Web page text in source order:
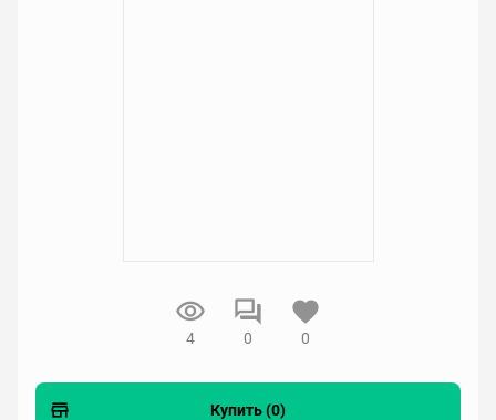
4 0 0
Купить (0)